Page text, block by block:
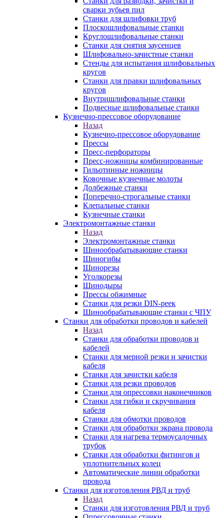
сварки зубьев пил
Станки для шлифовки труб
Плоскошлифовальные станки
Круглошлифовальные станки
Станки для снятия заусенцев
Шлифовально-зачистные станки
Стенды для испытания шлифовальных
кругов
Станки для правки шлифовальных
кругов
Внутришлифовальные станки
Подвесные шлифовальные станки
Кузнечно-прессовое оборудование
Назад
Кузнечно-прессовое оборудование
Прессы
Пресс-перфораторы
Пресс-ножницы комбинированные
Гильотинные ножницы
Ковочные кузнечные молоты
Долбежные станки
Поперечно-строгальные станки
Клепальные станки
Кузнечные станки
Электромонтажные станки
Назад
Электромонтажные станки
Шинообрабатывающие станки
Шиногибы
Шинорезы
Уголкорезы
Шинодыры
Прессы обжимные
Станки для резки DIN-реек
Шинообрабатывающие станки с ЧПУ
Станки для обработки проводов и кабелей
Назад
Станки для обработки проводов и
кабелей
Станки для мерной резки и зачистки
кабеля
Станки для зачистки кабеля
Станки для резки проводов
Станки для опрессовки наконечников
Станки для гибки и скручивания
кабеля
Станки для обмотки проводов
Станки для обработки экрана провода
Станки для нагрева термоусадочных
трубок
Станки для обработки фитингов и
уплотнительных колец
Автоматические линии обработки
провода
Станки для изготовления РВД и труб
Назад
Станки для изготовления РВД и труб